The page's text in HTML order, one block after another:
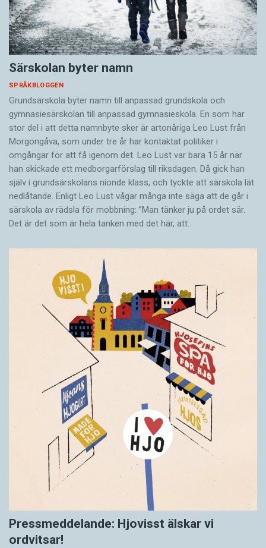
Särskolan byter namn
SPRÅKBLOGGEN
Grundsärskola byter namn till anpassad grundskola och
gymnasiesärskolan till anpassad gymnasieskola. En som har
stor del i att detta namnbyte sker är artonåriga Leo Lust från
Morgongåva, som under tre år har kontaktat politiker i
omgångar för att få igenom det. Leo Lust var bara 15 år när
han skickade ett medborgarförslag till riksdagen. Då gick han
själv i grundsärskolans nionde klass, och tyckte att särskola lät
nedlåtande. Enligt Leo Lust vågar många inte säga att de går i
särskola av rädsla för mobbning: ”Man tänker ju på ordet sär.
Det är det som är hela tanken med det här, att…
Pressmeddelande: Hjovisst älskar vi
ordvitsar!